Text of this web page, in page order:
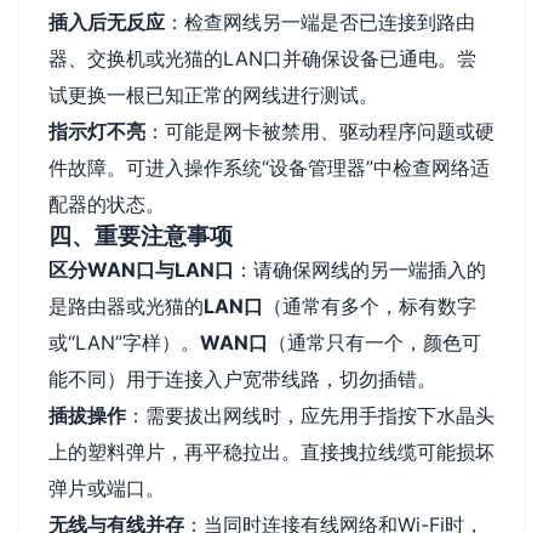
插入后无反应 ：检查网线另一端是否已连接到路由
器、交换机或光猫的LAN口并确保设备已通电。尝
试更换一根已知正常的网线进行测试。
指示灯不亮 ：可能是网卡被禁用、驱动程序问题或硬
件故障。可进入操作系统“设备管理器”中检查网络适
配器的状态。
四、重要注意事项
区分WAN口与LAN口 ：请确保网线的另一端插入的
是路由器或光猫的LAN口 （通常有多个，标有数字
或“LAN”字样）。 WAN口 （通常只有一个，颜色可
能不同）用于连接入户宽带线路，切勿插错。
插拔操作：需要拔出网线时，应先用手指按下水晶头
上的塑料弹片，再平稳拉出。直接拽拉线缆可能损坏
弹片或端口。
无线与有线并存 ：当同时连接有线网络和Wi-Fi时，